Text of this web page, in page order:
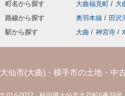
町名から探す
大曲福見町 / 大
路線から探す
奥羽本線 / 田沢
駅から探す
大曲 / 神宮寺 /
大仙市(大曲)・横手市の土地・中